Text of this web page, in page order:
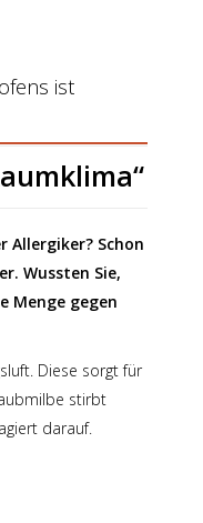
ist
Allergiker? Schon
Wussten Sie,
Menge gegen
Diese sorgt für
stirbt
darauf.